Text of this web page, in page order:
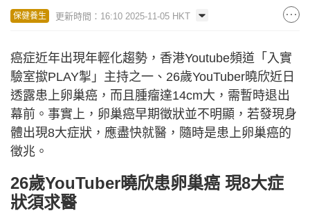
保健養生 更新時間：16:10 2025-11-05 HKT
癌症近年出現年輕化趨勢，香港Youtube頻道「入實
驗室撳PLAY掣」主持之一、26歲YouTuber曉欣近日
透露患上卵巢癌，而且腫瘤達14cm大，需暫時退出
幕前。事實上，卵巢癌早期徵狀並不明顯，若發現身
體出現8大症狀，應盡快就醫，隨時是患上卵巢癌的
徵兆。
26歲YouTuber曉欣患卵巢癌 現8大症
狀須求醫